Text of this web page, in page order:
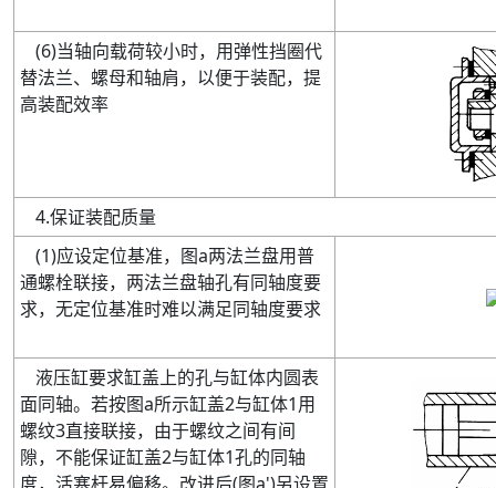
(6)当轴向载荷较小时，用弹性挡圈代
替法兰、螺母和轴肩，以便于装配，提
高装配效率
4.保证装配质量
(1)应设定位基准，图a两法兰盘用普
通螺栓联接，两法兰盘轴孔有同轴度要
求，无定位基准时难以满足同轴度要求
液压缸要求缸盖上的孔与缸体内圆表
面同轴。若按图a所示缸盖2与缸体1用
螺纹3直接联接，由于螺纹之间有间
隙，不能保证缸盖2与缸体1孔的同轴